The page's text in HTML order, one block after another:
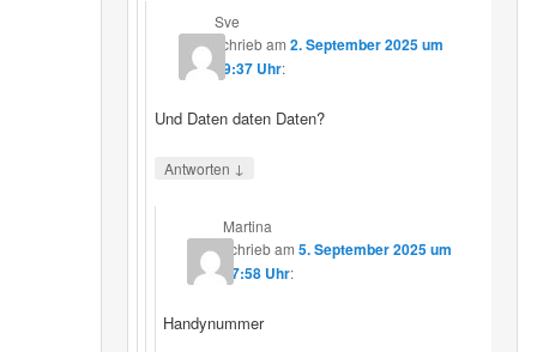
Sve
schriebam 2. September 2025 um
19:37 Uhr:
Und Daten daten Daten?
Antworten ↓
Martina
schriebam5. September 2025 um
17:58 Uhr:
Handynummer